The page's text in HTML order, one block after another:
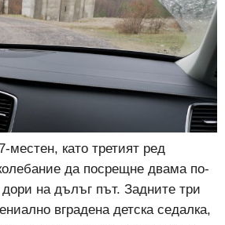
местен, като третият ред
да посрещне двама по-
на дълъг път. Задните три
вградена детска седалка,